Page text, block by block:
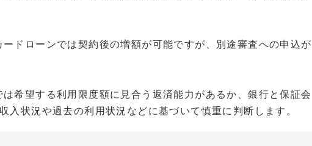
ードローンでは契約後の増額が可能ですが、別途審査への申込が
は希望する利用限度額に見合う返済能力があるか、銀行と保証会
入状況や過去の利用状況などに基づいて慎重に判断します。